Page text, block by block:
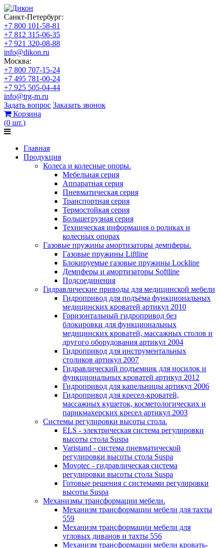
Санкт-Петербург:
+7 800 101-58-81
+7 812 315-06-35
+7 921 320-08-88
info@dikon.ru
Москва:
+7 800 707-15-24
+7 495 781-00-24
+7 925 505-04-44
info@trg-m.ru
Задать вопрос Заказать звонок
Корзина
(0 шт.)
Главная
Продукция
Колеса и колесные опоры.
Мебельная серия
Аппаратная серия
Пневматическая серия
Транспортная серия
Термостойкая серия
Большегрузная серия
Техническая информация о роликах и
колесных опорах
Газовые пружины амортизаторы демпферы.
Газовые пружины Liftline
Блокируемые газовые пружины Lockline
Демпферы и амортизаторы Softline
Подсоединения
Гидравлические приводы для медицинской мебели
Гидропривод для подъёма функциональных
медицинских кроватей артикул 2010
Горизонтальный гидропривод без
блокировки для функциональных
медицинских кроватей, массажных столов и
другого оборудования артикул 2004
Гидропривод для инструментальных
столиков артикул 2007
Гидравлический подъемник для носилок и
функциональных кроватей артикул 2012
Гидропривод для капельницы артикул 2006
Гидропривод для кресел-кроватей,
массажных кушеток, косметологических и
парикмахерских кресел артикул 2003
Системы регулировки высоты стола.
ELS - электрическая система регулировки
высоты стола Suspa
Varistand - система пневматической
регулировки высоты стола Suspa
Movotec - гидравлическая система
регулировки высоты стола Suspa
Готовые решения с системами регулировки
высоты Suspa
Механизмы трансформации мебели.
Механизм трансформации мебели для тахты
559
Механизм трансформации мебели для
угловых диванов и тахты 556
Механизм трансформации мебели кровать-